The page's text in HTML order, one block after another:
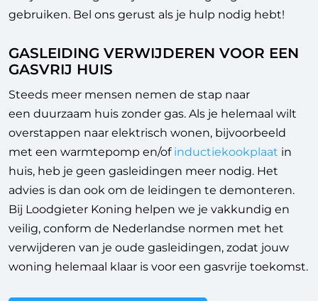
gebruiken. Bel ons gerust als je hulp nodig hebt!
GASLEIDING VERWIJDEREN VOOR EEN
GASVRIJ HUIS
Steeds meer mensen nemen de stap naar
een duurzaam huis zonder gas. Als je helemaal wilt
overstappen naar elektrisch wonen, bijvoorbeeld
met een warmtepomp en/of inductiekookplaat in
huis, heb je geen gasleidingen meer nodig. Het
advies is dan ook om de leidingen te demonteren.
Bij Loodgieter Koning helpen we je vakkundig en
veilig, conform de Nederlandse normen met het
verwijderen van je oude gasleidingen, zodat jouw
woning helemaal klaar is voor een gasvrije toekomst.